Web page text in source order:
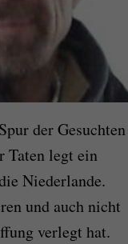
der Gesuchten
Taten legt ein
Niederlande.
und auch nicht
verlegt hat.